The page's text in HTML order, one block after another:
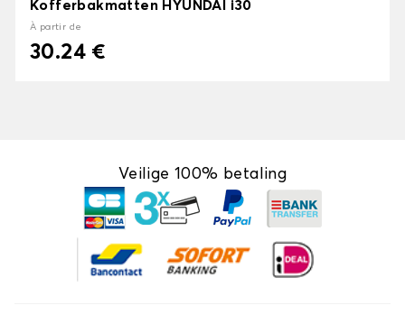
Kofferbakmatten HYUNDAI i30
À partir de
30.24 €
Veilige 100% betaling